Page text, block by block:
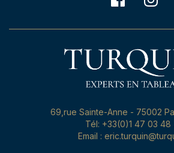
69,rue Sainte-Anne - 75002
Tél: +33(0)1 47 03 48
Email :